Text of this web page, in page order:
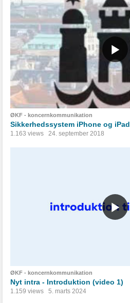
ØKF - koncernkommunikation
Sikkerhedssystem iPhone og iPad
1.163 views 24. september 2018
ØKF - koncernkommunikation
Nyt intra - Introduktion (video 1)
1.159 views 5. marts 2024